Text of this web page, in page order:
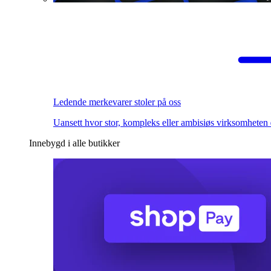
Ledende merkevarer stoler på oss
Uansett hvor stor, kompleks eller ambisiøs virksomheten
Innebygd i alle butikker